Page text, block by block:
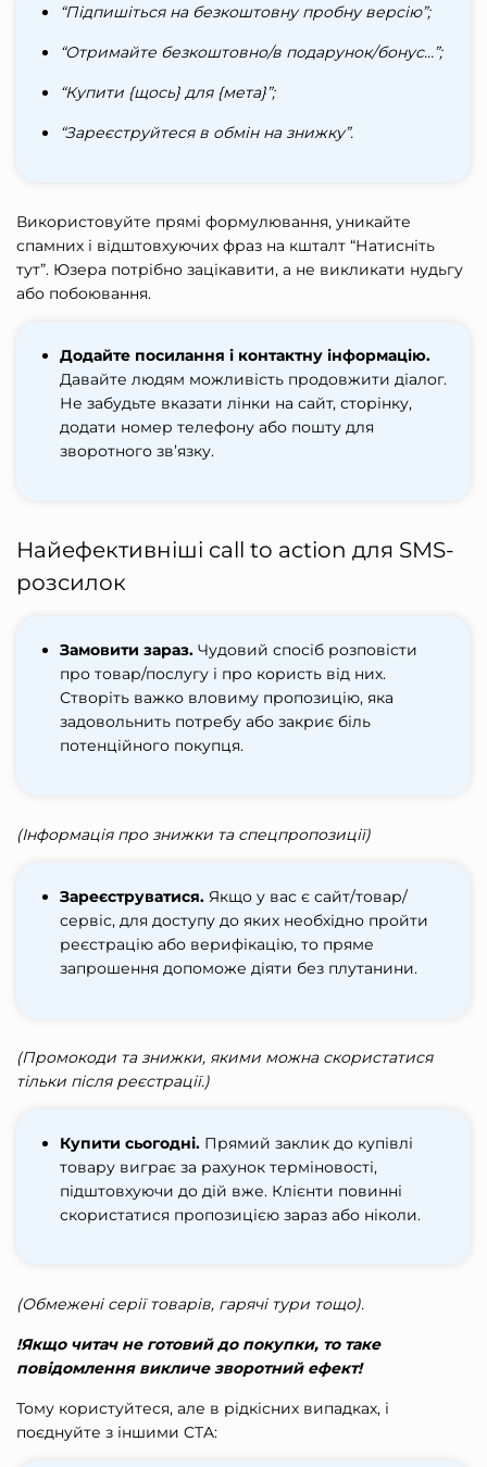
“Підпишіться на безкоштовну пробну версію”;
“Отримайте безкоштовно/в подарунок/бонус…”;
“Купити {щось} для {мета}”;
“Зареєструйтеся в обмін на знижку”.
Використовуйте прямі формулювання, уникайте
спамних і відштовхуючих фраз на кшталт “Натисніть
тут”. Юзера потрібно зацікавити, а не викликати нудьгу
або побоювання.
Додайте посилання і контактну інформацію.
Давайте людям можливість продовжити діалог.
Не забудьте вказати лінки на сайт, сторінку,
додати номер телефону або пошту для
зворотного зв’язку.
Найефективніші call to action для SMS-
розсилок
Замовити зараз. Чудовий спосіб розповісти
про товар/послугу і про користь від них.
Створіть важко вловиму пропозицію, яка
задовольнить потребу або закриє біль
потенційного покупця.
(Інформація про знижки та спецпропозиції)
Зареєструватися. Якщо у вас є сайт/товар/
сервіс, для доступу до яких необхідно пройти
реєстрацію або верифікацію, то пряме
запрошення допоможе діяти без плутанини.
(Промокоди та знижки, якими можна скористатися
тільки після реєстрації.)
Купити сьогодні. Прямий заклик до купівлі
товару виграє за рахунок терміновості,
підштовхуючи до дій вже. Клієнти повинні
скористатися пропозицією зараз або ніколи.
(Обмежені серії товарів, гарячі тури тощо).
!Якщо читач не готовий до покупки, то таке
повідомлення викличе зворотний ефект!
Тому користуйтеся, але в рідкісних випадках, і
поєднуйте з іншими CTA: